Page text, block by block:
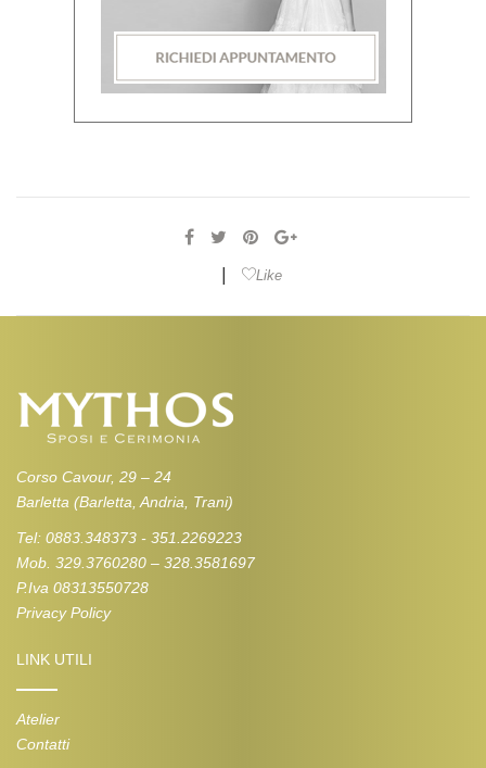
Like
Corso Cavour, 29 – 24
Barletta (Barletta, Andria, Trani)
Tel: 0883.348373 - 351.2269223
Mob. 329.3760280 – 328.3581697
P.Iva 08313550728
Privacy Policy
LINK UTILI
Atelier
Contatti